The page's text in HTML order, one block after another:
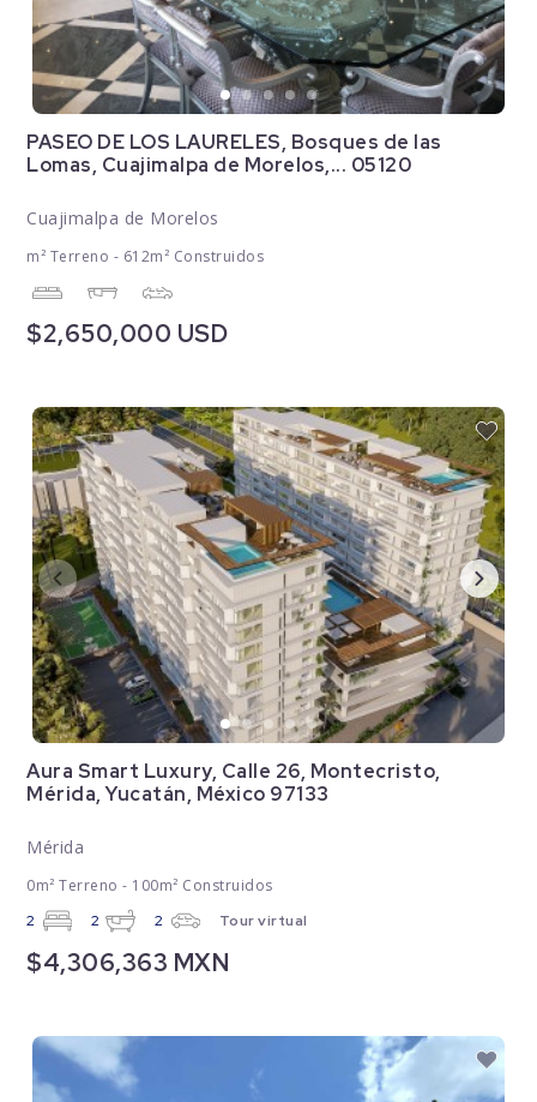
PASEO DE LOS LAURELES, Bosques de las
Lomas, Cuajimalpa de Morelos,... 05120
Cuajimalpa de Morelos
m² Terreno - 612m² Construidos
$2,650,000 USD
Aura Smart Luxury, Calle 26, Montecristo,
Mérida, Yucatán, México 97133
Mérida
0m² Terreno - 100m² Construidos
2 2 2 Tour virtual
$4,306,363 MXN